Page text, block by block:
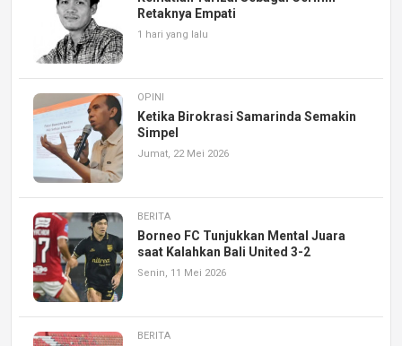
Retaknya Empati
1 hari yang lalu
OPINI
Ketika Birokrasi Samarinda Semakin
Simpel
Jumat, 22 Mei 2026
BERITA
Borneo FC Tunjukkan Mental Juara
saat Kalahkan Bali United 3-2
Senin, 11 Mei 2026
BERITA